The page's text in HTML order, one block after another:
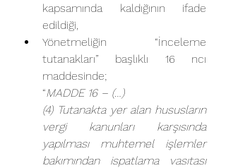
kapsamında kaldığının ifade
edildiği,
Yönetmeliğin “İnceleme
tutanakları” başlıklı 16 ncı
maddesinde;
“MADDE 16 – (…)
(4) Tutanakta yer alan hususların
vergi kanunları karşısında
yapılması muhtemel işlemler
bakımından ispatlama vasıtası